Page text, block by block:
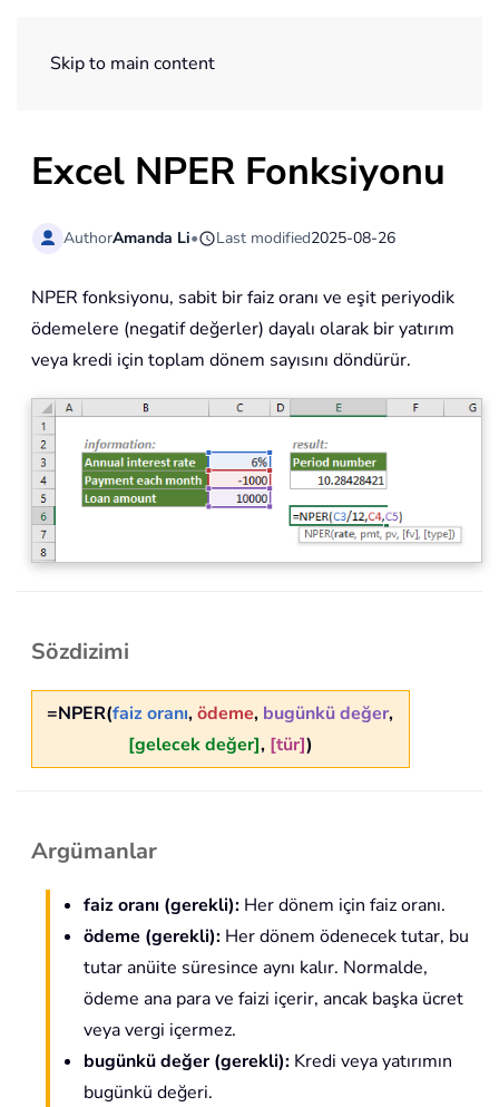
Skip to main content
Excel NPER Fonksiyonu
AuthorAmanda Li• Last modified2025-08-26
NPER fonksiyonu, sabit bir faiz oranı ve eşit periyodik
ödemelere (negatif değerler) dayalı olarak bir yatırım
veya kredi için toplam dönem sayısını döndürür.
Sözdizimi
=NPER(faiz oranı,ödeme, bugünkü değer,
[gelecek değer], [tür])
Argümanlar
faiz oranı (gerekli): Her dönem için faiz oranı.
ödeme (gerekli): Her dönem ödenecek tutar, bu
tutar anüite süresince aynı kalır. Normalde,
ödeme ana para ve faizi içerir, ancak başka ücret
veya vergi içermez.
bugünkü değer(gerekli): Kredi veya yatırımın
bugünkü değeri.